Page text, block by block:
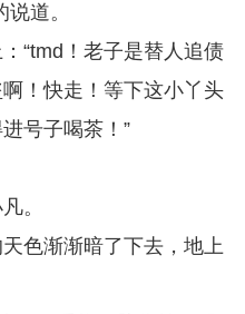
道。
“tmd！老子是替人追债
！快走！等下这小丫头
号子喝茶！”
。
色渐渐暗了下去，地上